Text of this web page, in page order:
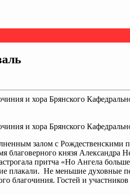
и хора Брянского
и хора Брянского
залом с Рождественскими
князя Александра
притча «Но Ангела
плакали. Не меньшие духовные
благочиния. Гостей и